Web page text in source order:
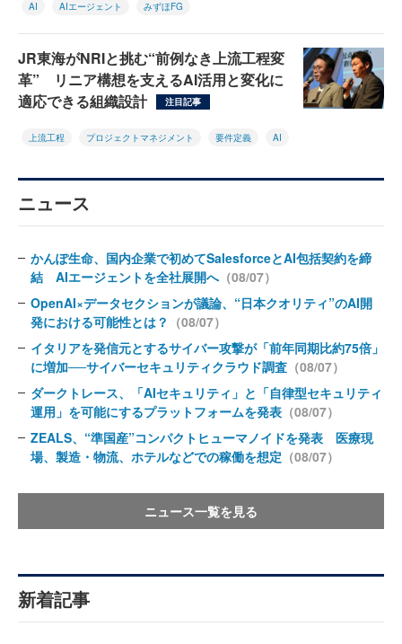
AI AIエージェント みずほFG
JR東海がNRIと挑む“前例なき上流工程変
革” リニア構想を支えるAI活用と変化に
適応できる組織設計
注目記事
上流工程 プロジェクトマネジメント 要件定義 AI
ニュース
かんぽ生命、国内企業で初めてSalesforceとAI包括契約を締
結 AIエージェントを全社展開へ（08/07）
OpenAI×データセクションが議論、“日本クオリティ”のAI開
発における可能性とは？ （08/07）
イタリアを発信元とするサイバー攻撃が「前年同期比約75倍」
に増加──サイバーセキュリティクラウド調査 （08/07）
ダークトレース、「AIセキュリティ」と「自律型セキュリティ
運用」を可能にするプラットフォームを発表 （08/07）
ZEALS、“準国産”コンパクトヒューマノイドを発表 医療現
場、製造・物流、ホテルなどでの稼働を想定 （08/07）
ニュース一覧を見る
新着記事